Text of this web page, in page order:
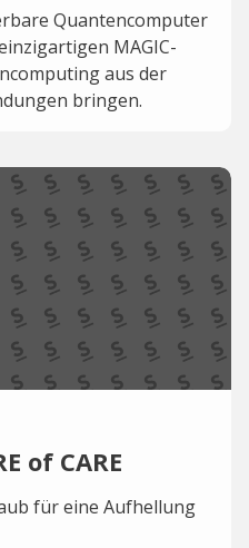
Quantencomputer
MAGIC-
aus der
bringen.
of CARE
für eine Aufhellung